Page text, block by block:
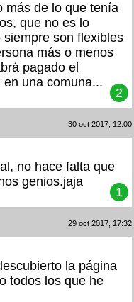
más de lo que tenía
que no es lo
son flexibles
más o menos
pagado el
una comuna...
2
30 oct 2017, 12:00
no hace falta que
genios.jaja
1
29 oct 2017, 17:32
la página
todos los que he